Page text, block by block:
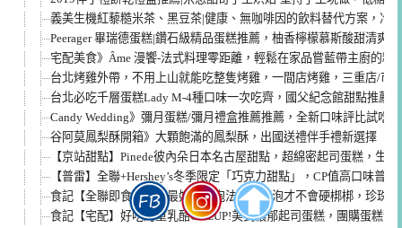
義美生機紅藜糙米茶、黑豆茶|健康、無咖啡因的飲料替代方案，冷
Peerager 畢瑞德蛋糕|鑽石級精品蛋糕推薦，柚香檸檬慕斯酸甜清爽
宅配美食》Âme 漫饗-法式料理零距離，輕鬆在家品嘗藍帶主廚的精
台北烤雞外帶，不用上山就能吃整隻烤雞，一間店烤雞，三重店/市
台北必吃千層蛋糕Lady M-4種口味一次吃齊，國父紀念館甜點推薦
Candy Wedding》彌月蛋糕/彌月禮盒推薦推薦，全新口味評比試吃
谷阿莫鳳梨酥開箱》大顆飽滿的鳳梨酥，出國送禮伴手禮新選擇
【京站甜點】Pinede彼內朵日本名古屋甜點，超綿密起司蛋糕，生
【普雷】全聯+Hershey’s冬季限定「巧克力甜點」，CP值高口味普通
食記【全聯即食珍珠】最好吃的泡法，怎麼泡才不會硬梆梆，珍珠
食記【宅配】好吃的重乳酪ChizUP!美式濃郁起司蛋糕，團購蛋糕甜